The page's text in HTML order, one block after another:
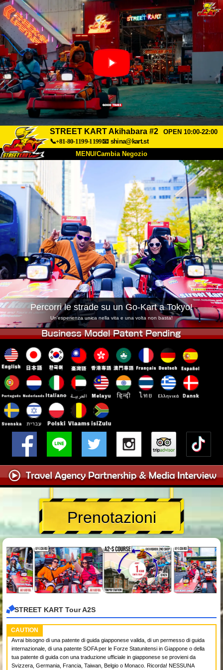
STREET KART Akihabara #2
OPEN 10:00-22:00
📞+81-80-1199-1199📧 shina@kart.st
MENU/Cambia Negozio
Chi Siamo Prezzo
Accesso Recensioni FAQ
Azienda Prenotazioni
Cambia Negozio
Tokyo Shinagawa Tokyo Akihabara#1
Tokyo Akihabara#2 Tokyo Shibuya
Tokyo Shibuya Annex Tokyo Bay
Tokyo Asakusa Osaka
Okinawa
Percorri le strade su un Go-Kart a Tokyo!
Un'esperienza unica nella vita e una volta non basta!
Prenotazioni
STREET KART Tour A2S
CAUTION
Avrai bisogno di una patente di guida giapponese valida, di un permesso di guida
internazionale, di una patente SOFA per le Forze Statunitensi in Giappone o della
tua patente di guida con una traduzione ufficiale in giapponese se provieni da
Svizzera, Germania, Francia, Taiwan, Belgio o Monaco. Ricorda! NESSUNA